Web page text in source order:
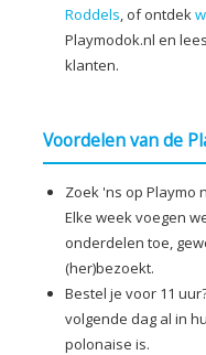
Roddels, of ontdek
Playmodok.nl en
klanten.
Voordelen van de
Zoek 'ns op Playmo
Elke week voegen
onderdelen toe,
(her)bezoekt.
Bestel je voor 11
volgende dag al in
polonaise is.